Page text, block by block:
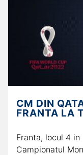
CM DIN
FRANTA LA
Franta, locul 4
Campionatul